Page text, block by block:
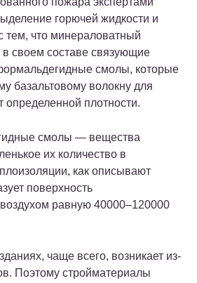
горючей жидкости и
тем, что минераловатный
своем составе связующие
смолы, которые
базальтовому волокну для
плотности.
смолы — вещества
их количество в
как описывают
поверхность
равную 40000–120000
чаще всего, возникает из-
Поэтому стройматериалы